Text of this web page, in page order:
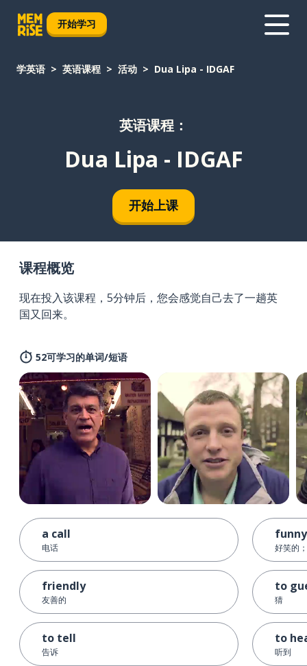
开始学习
学英语 英语课程 活动 Dua Lipa - IDGAF
英语课程：
Dua Lipa - IDGAF
开始上课
课程概览
现在投入该课程，5分钟后，您会感觉自己去了一趟英
国又回来。
52可学习的单词/短语
a call
电话
friendly
友善的
to tell
告诉
funny
好笑的
to
猜
to
听到